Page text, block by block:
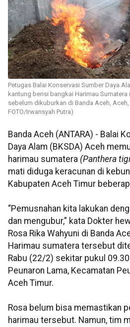
Petugas Balai Konservasi Sumber Daya
kantung berisi bangkai Harimau Sumatera
sebelum dikuburkan di Banda Aceh,
FOTO/Irwansyah Putra)
Banda Aceh (ANTARA) - Balai
Daya Alam (BKSDA) Aceh
harimau sumatera (Panthera
mati diduga keracunan di
Kabupaten Aceh Timur
“Pemusnahan kita lakukan
dan mengubur,” kata Dokter
Rosa Rika Wahyuni di Banda
Harimau sumatera tersebut
Rabu (22/2) sekitar pukul
Peunaron Lama, Kecamatan
Aceh Timur.
Rosa belum bisa memastikan
harimau tersebut. Namun, tim